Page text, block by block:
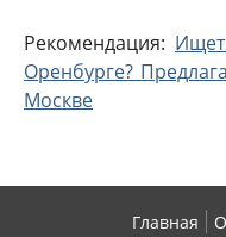
Рекомендация:
Оренбурге?
Москве
Главная